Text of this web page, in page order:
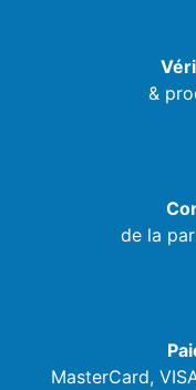
&
de la
MasterCard,